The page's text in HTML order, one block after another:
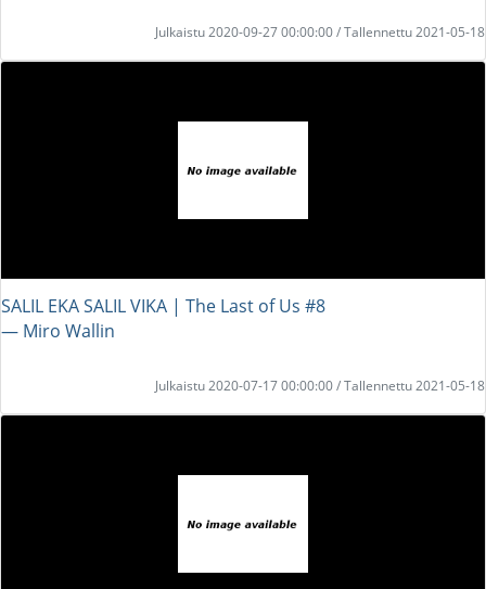
Julkaistu 2020-09-27 00:00:00 / Tallennettu 2021-05-18
SALIL EKA SALIL VIKA | The Last of Us #8
― Miro Wallin
Julkaistu 2020-07-17 00:00:00 / Tallennettu 2021-05-18